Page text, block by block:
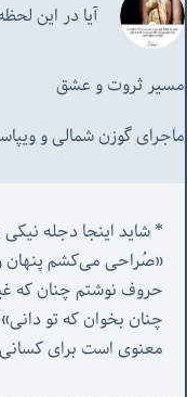
آیا در این
مسیر ثروت و عشق
ماجرای گوزن شمالی و‌
«صُراحی می‌کشم پنهان‌ و مردم‌ دفتر انگارند»... «
چنان بخوان که تو
معنوی است برای